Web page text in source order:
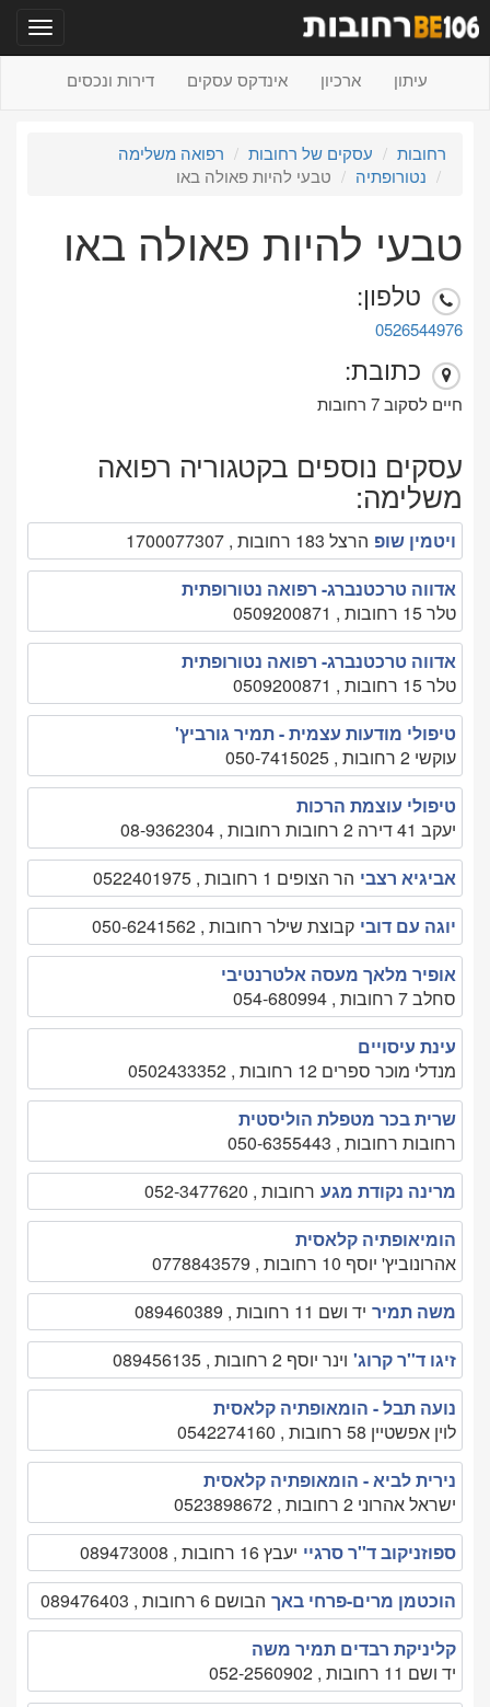
עיתון ארכיון אינדקס עסקים דירות ונכסים
רחובות עסקים של רחובות
רפואה משלימה
נטורופתיה
טבעי להיות פאולה באו
טבעי להיות פאולה באו
טלפון:
0526544976
כתובת:
חיים לסקוב 7 רחובות
עסקים נוספים בקטגוריה רפואה
משלימה:
ויטמין שופ הרצל 183 רחובות , 1700077307
אדווה טרכטנברג- רפואה נטורופתית
טלר 15 רחובות , 0509200871
אדווה טרכטנברג- רפואה נטורופתית
טלר 15 רחובות , 0509200871
טיפולי מודעות עצמית - תמיר גורביץ'
עוקשי 2 רחובות , 050-7415025
טיפולי עוצמת הרכות
יעקב 41 דירה 2 רחובות רחובות , 08-9362304
אביגיא רצבי הר הצופים 1 רחובות , 0522401975
יוגה עם דובי קבוצת שילר רחובות , 050-6241562
אופיר מלאך מעסה אלטרנטיבי
סחלב 7 רחובות , 054-680994
עינת עיסויים
מנדלי מוכר ספרים 12 רחובות , 0502433352
שרית בכר מטפלת הוליסטית
רחובות רחובות , 050-6355443
מרינה נקודת מגע רחובות , 052-3477620
הומיאופתיה קלאסית
אהרונוביץ' יוסף 10 רחובות , 0778843579
משה תמיר יד ושם 11 רחובות , 089460389
זיגו ד''ר קרוג' וינר יוסף 2 רחובות , 089456135
נועה תבל - הומאופתיה קלאסית
לוין אפשטיין 58 רחובות , 0542274160
נירית לביא - הומאופתיה קלאסית
ישראל אהרוני 2 רחובות , 0523898672
ספוזניקוב ד''ר סרגיי יעבץ 16 רחובות , 089473008
הוכטמן מרים-פרחי באך הבושם 6 רחובות , 089476403
קליניקת רבדים תמיר משה
יד ושם 11 רחובות , 052-2560902